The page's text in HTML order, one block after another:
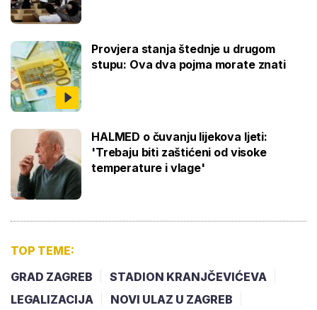
Provjera stanja štednje u drugom
stupu: Ova dva pojma morate znati
HALMED o čuvanju lijekova ljeti:
'Trebaju biti zaštićeni od visoke
temperature i vlage'
TOP TEME:
GRAD ZAGREB
STADION KRANJČEVIĆEVA
LEGALIZACIJA
NOVI ULAZ U ZAGREB